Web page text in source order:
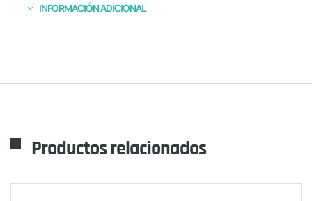
INFORMACIÓN ADICIONAL
Productos relacionados